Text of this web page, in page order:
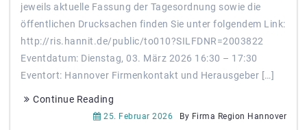
jeweils aktuelle Fassung der Tagesordnung sowie die
öffentlichen Drucksachen finden Sie unter folgendem Link:
http://ris.hannit.de/public/to010?SILFDNR=2003822
Eventdatum: Dienstag, 03. März 2026 16:30 – 17:30
Eventort: Hannover Firmenkontakt und Herausgeber […]
Continue Reading
25. Februar 2026 By Firma Region Hannover